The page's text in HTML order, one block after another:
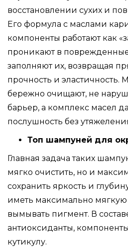
восстановлении сухих и
Его формула с маслами
компоненты работают как
проникают в поврежденные
заполняют их, возвращая
прочность и эластичность.
бережно очищают, не
барьер, а комплекс масел
послушность без
Топ шампуней для
Главная задача таких
мягко очистить, но и
сохранить яркость и
иметь максимально мягкую
вымывать пигмент. В
антиоксиданты,
кутикулу.